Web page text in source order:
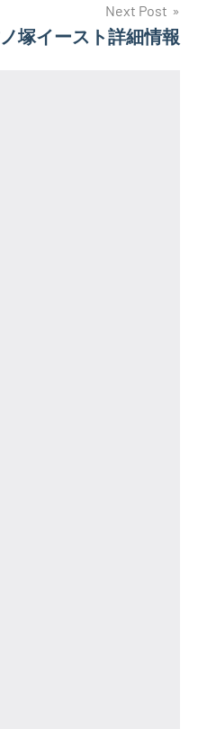
Next Post
塚イースト詳細情報